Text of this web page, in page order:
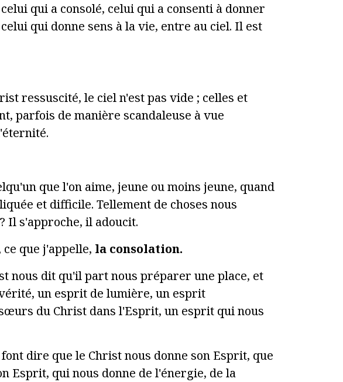
qui a consolé, celui qui a consenti à donner
qui donne sens à la vie, entre au ciel. Il est
ressuscité, le ciel n'est pas vide ; celles et
parfois de manière scandaleuse à vue
que l'on aime, jeune ou moins jeune, quand
et difficile. Tellement de choses nous
Il s'approche, il adoucit.
que j'appelle, la consolation.
nous dit qu'il part nous préparer une place, et
un esprit de lumière, un esprit
du Christ dans l'Esprit, un esprit qui nous
dire que le Christ nous donne son Esprit, que
Esprit, qui nous donne de l'énergie, de la